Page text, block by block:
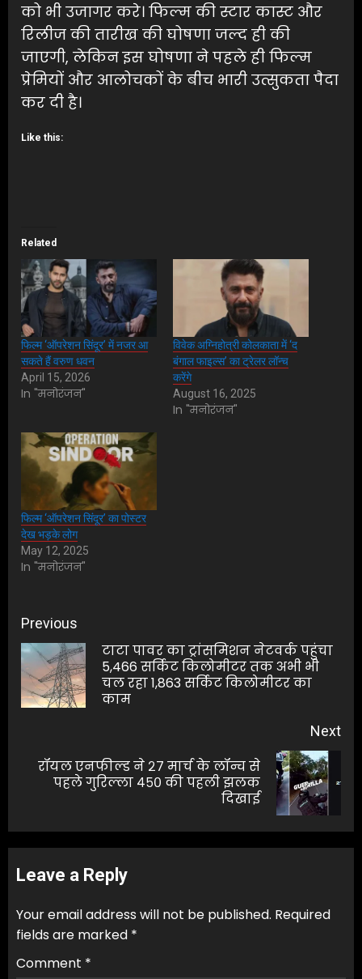
को भी उजागर करे। फिल्म की स्टार कास्ट और
रिलीज की तारीख की घोषणा जल्द ही की
जाएगी, लेकिन इस घोषणा ने पहले ही फिल्म
प्रेमियों और आलोचकों के बीच भारी उत्सुकता पैदा
कर दी है।
Like this:
Related
फिल्म ‘ऑपरेशन सिंदूर’ में नजर आ
सकते हैं वरुण धवन
April 15, 2026
In "मनोरंजन"
विवेक अग्निहोत्री कोलकाता में ‘द
बंगाल फाइल्स’ का ट्रेलर लॉन्च
करेंगे
August 16, 2025
In "मनोरंजन"
फिल्म ‘ऑपरेशन सिंदूर’ का पोस्टर
देख भड़के लोग
May 12, 2025
In "मनोरंजन"
Post
navigation
Previous
टाटा पावर का ट्रांसमिशन नेटवर्क पहुंचा
5,466 सर्किट किलोमीटर तक अभी भी
चल रहा 1,863 सर्किट किलोमीटर का
काम
Next
रॉयल एनफील्ड ने २७ मार्च के लॉन्च से
पहले गुरिल्ला ४५० की पहली झलक
दिखाई
Leave a Reply
Your email address will not be published. Required
fields are marked *
Comment *